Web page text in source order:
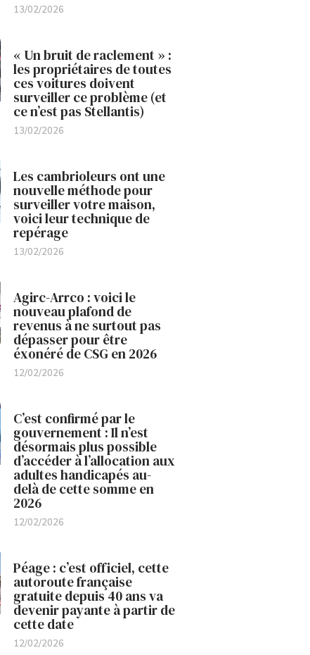
13/02/2026
« Un bruit de raclement » :
les propriétaires de toutes
ces voitures doivent
surveiller ce problème (et
ce n’est pas Stellantis)
13/02/2026
Les cambrioleurs ont une
nouvelle méthode pour
surveiller votre maison,
voici leur technique de
repérage
13/02/2026
Agirc-Arrco : voici le
nouveau plafond de
revenus à ne surtout pas
dépasser pour être
éxonéré de CSG en 2026
12/02/2026
C’est confirmé par le
gouvernement : Il n’est
désormais plus possible
d’accéder à l’allocation aux
adultes handicapés au-
delà de cette somme en
2026
12/02/2026
Péage : c’est officiel, cette
autoroute française
gratuite depuis 40 ans va
devenir payante à partir de
cette date
12/02/2026